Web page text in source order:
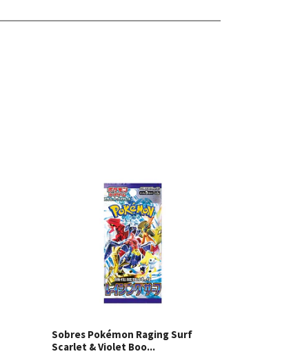
Ver detalles
Sobres Pokémon Raging Surf
Scarlet & Violet Boo...